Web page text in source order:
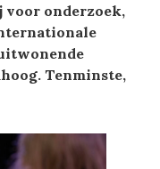
voor onderzoek,
Tenminste,